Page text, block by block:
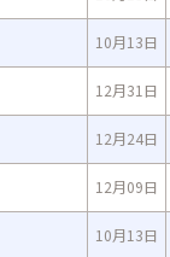
10月13日
12月31日
12月24日
12月09日
10月13日